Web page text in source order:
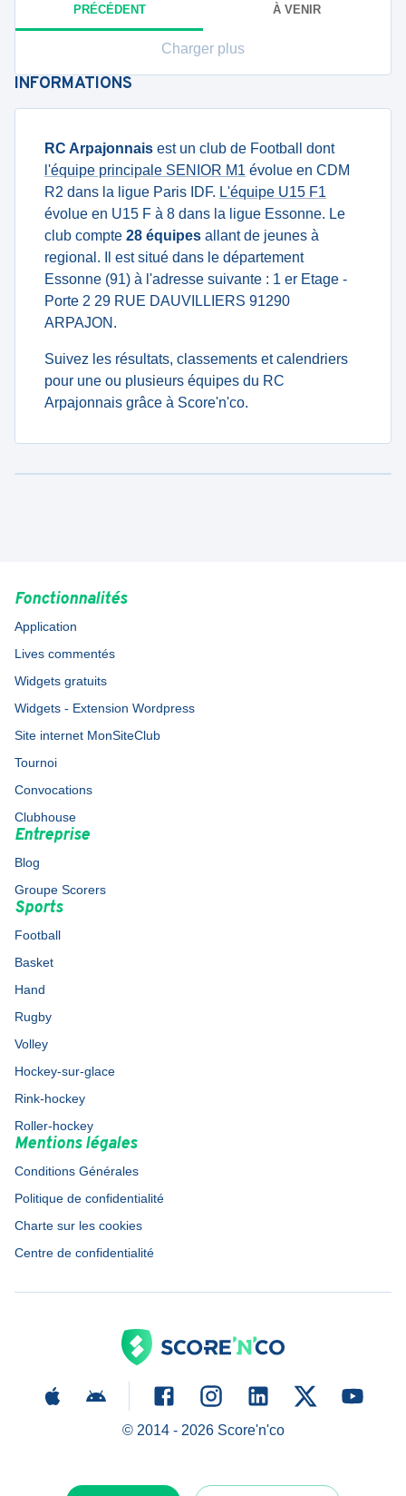
PRÉCÉDENT À VENIR
Charger plus
INFORMATIONS
RC Arpajonnais est un club de Football dont
l'équipe principale SENIOR M1 évolue en CDM
R2 dans la ligue Paris IDF. L'équipe U15 F1
évolue en U15 F à 8 dans la ligue Essonne. Le
club compte 28 équipes allant de jeunes à
regional. Il est situé dans le département
Essonne (91) à l'adresse suivante : 1 er Etage -
Porte 2 29 RUE DAUVILLIERS 91290
ARPAJON.
Suivez les résultats, classements et calendriers
pour une ou plusieurs équipes du RC
Arpajonnais grâce à Score'n'co.
Fonctionnalités
Application
Lives commentés
Widgets gratuits
Widgets - Extension Wordpress
Site internet MonSiteClub
Tournoi
Convocations
Clubhouse
Entreprise
Blog
Groupe Scorers
Sports
Football
Basket
Hand
Rugby
Volley
Hockey-sur-glace
Rink-hockey
Roller-hockey
Mentions légales
Conditions Générales
Politique de confidentialité
Charte sur les cookies
Centre de confidentialité
© 2014 - 2026Score'n'co